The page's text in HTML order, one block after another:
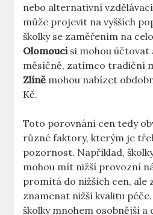
nebo alternativní
může projevit na vyšších
školky se zaměřením na
Olomoucisi mohou účtovat
měsíčně, zatímco tradiční
Zlíně mohou nabízet
Kč.
Toto porovnání cen tedy
různé faktory, kterým je
pozornost. Například,
mohou mít nižší provozní
promítá do nižších cen, ale
znamenat nižší kvalitu
školky mnohem osobnější